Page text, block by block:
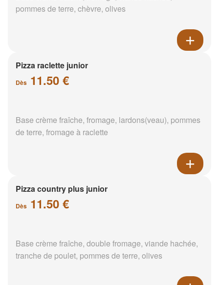
pommes de terre, chèvre, olives
Pizza raclette junior
Dès 11.50 €
Base crème fraîche, fromage, lardons(veau), pommes
de terre, fromage à raclette
Pizza country plus junior
Dès 11.50 €
Base crème fraîche, double fromage, viande hachée,
tranche de poulet, pommes de terre, olives